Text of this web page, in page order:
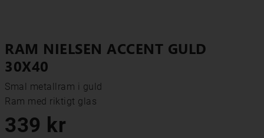
RAM NIELSEN ACCENT GULD
30X40
Smal metallram i guld
Ram med riktigt glas
339 kr